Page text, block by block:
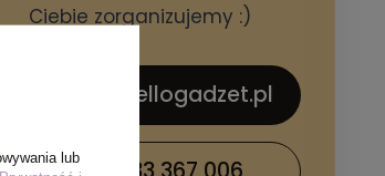
Ciebie zorganizujemy :)
sklep@hellogadzet.pl
lub